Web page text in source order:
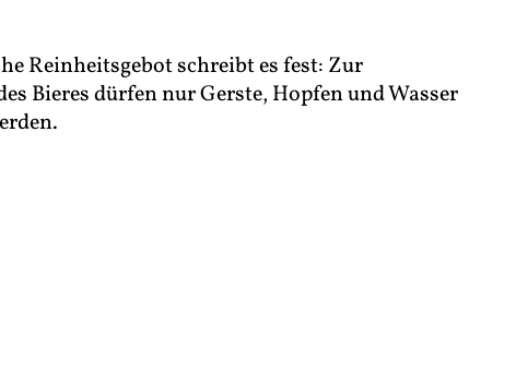
Reinheitsgebot schreibt es fest: Zur
Bieres dürfen nur Gerste, Hopfen und Wasser